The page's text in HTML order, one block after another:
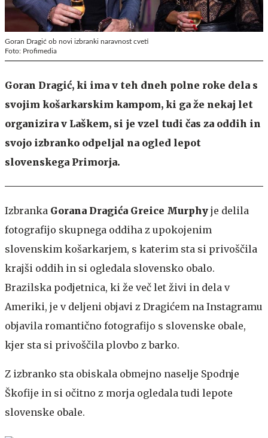
Goran Dragić ob novi izbranki naravnost cveti
Foto: Profimedia
Goran Dragić, ki ima v teh dneh polne roke dela s
svojim košarkarskim kampom, ki ga že nekaj let
organizira v Laškem, si je vzel tudi čas za oddih in
svojo izbranko odpeljal na ogled lepot
slovenskega Primorja.
Izbranka Gorana Dragića Greice Murphy je delila
fotografijo skupnega oddiha z upokojenim
slovenskim košarkarjem, s katerim sta si privoščila
krajši oddih in si ogledala slovensko obalo.
Brazilska podjetnica, ki že več let živi in dela v
Ameriki, je v deljeni objavi z Dragićem na Instagramu
objavila romantično fotografijo s slovenske obale,
kjer sta si privoščila plovbo z barko.
Z izbranko sta obiskala obmejno naselje Spodnje
Škofije in si očitno z morja ogledala tudi lepote
slovenske obale.